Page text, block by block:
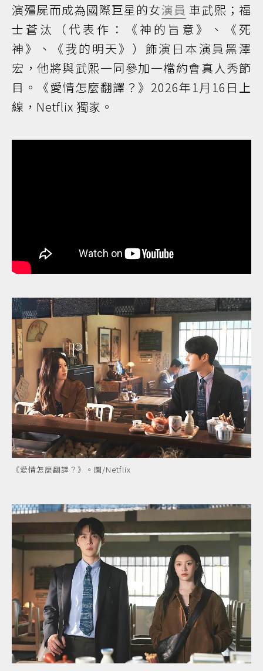
演殭屍而成為國際巨星的女演員 車武熙；福
士蒼汰（代表作：《神的旨意》、《死
神》、《我的明天》）飾演日本演員黑澤
宏，他將與武熙一同參加一檔約會真人秀節
目。《愛情怎麼翻譯？》2026年1月16日上
線，Netflix 獨家。
《愛情怎麼翻譯？》。圖/Netflix